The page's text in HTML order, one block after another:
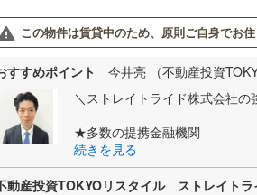
この物件は賃貸中のため、原則ご自身でお
すすめポイント
今井亮 （不動産投資
＼ストレイトライド株式会社の
★多数の提携金融機関
続きを見る
動産投資TOKYOリスタイル ストレイトラ